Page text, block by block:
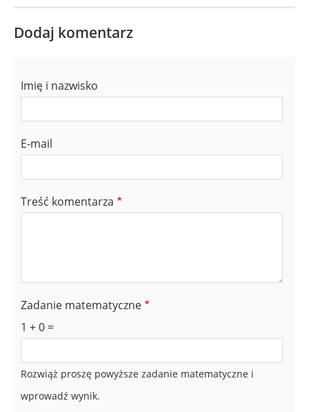
Dodaj komentarz
Imię i nazwisko
E-mail
Treść komentarza
Zadanie matematyczne
1 + 0 =
Rozwiąż proszę powyższe zadanie matematyczne i
wprowadź wynik.